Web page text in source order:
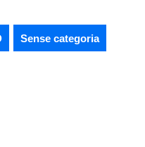
Sense categoria